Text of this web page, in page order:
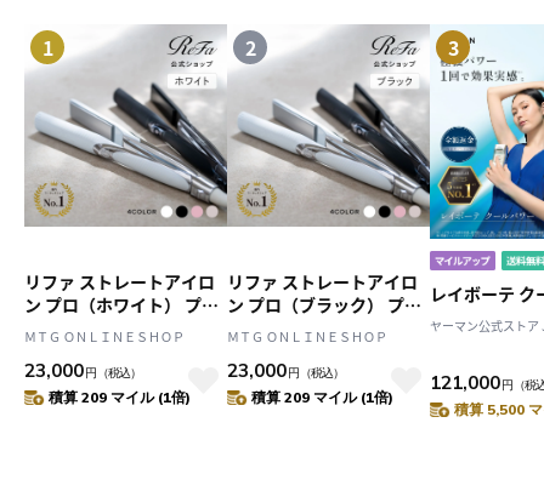
1
リファ ストレートアイロ
ン プロ（ホワイト） プレ
ゼント ギフト 誕生日 結婚
祝い ヘアアイロン
ＭＴＧ ＯＮＬＩＮＥＳＨＯＰ
23,000円 （税込）
積算 209 マイル (1倍)
2
リファ ストレートアイロ
ン プロ（ブラック） プレ
ゼント ギフト 誕生日 結婚
祝い ヘアアイロン
ＭＴＧ ＯＮＬＩＮＥＳＨＯＰ
23,000円 （税込）
積算 209 マイル (1倍)
3
レイボーテ ク
ヤーマン公式ストア
121,000円 （税
積算 5,500